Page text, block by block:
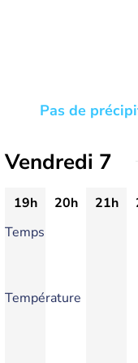
Pas de
Vendredi 7
19h 20h 21h
Temps
Température